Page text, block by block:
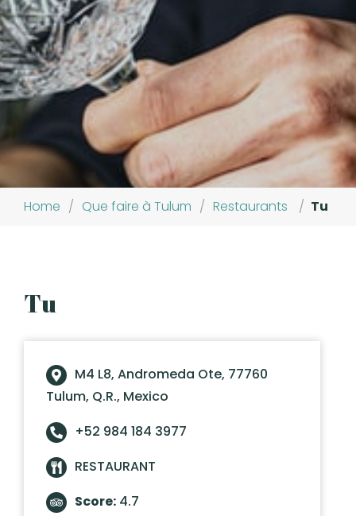
Home / Que faire à Tulum / Restaurants / Tu
Tu
M4 L8, Andromeda Ote, 77760
Tulum, Q.R., Mexico
+52 984 184 3977
RESTAURANT
Score: 4.7